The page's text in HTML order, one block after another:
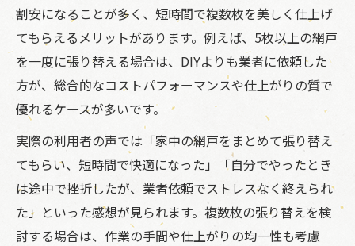
割安になることが多く、短時間で複数枚を美しく仕上げ
てもらえるメリットがあります。例えば、5枚以上の網戸
を一度に張り替える場合は、DIYよりも業者に依頼した
方が、総合的なコストパフォーマンスや仕上がりの質で
優れるケースが多いです。
実際の利用者の声では「家中の網戸をまとめて張り替え
てもらい、短時間で快適になった」「自分でやったとき
は途中で挫折したが、業者依頼でストレスなく終えられ
た」といった感想が見られます。複数枚の張り替えを検
討する場合は、作業の手間や仕上がりの均一性も考慮